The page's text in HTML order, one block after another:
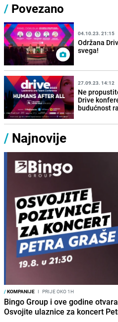
/ Povezano
04.10.23. 21:15
Održana
svega!
27.09.23. 14:12
Ne
Drive
budućnost
/ Najnovije
/KOMPANIJE I PRIJE OKO 1H
Bingo Group i ove godine
Osvojite ulaznice za koncert